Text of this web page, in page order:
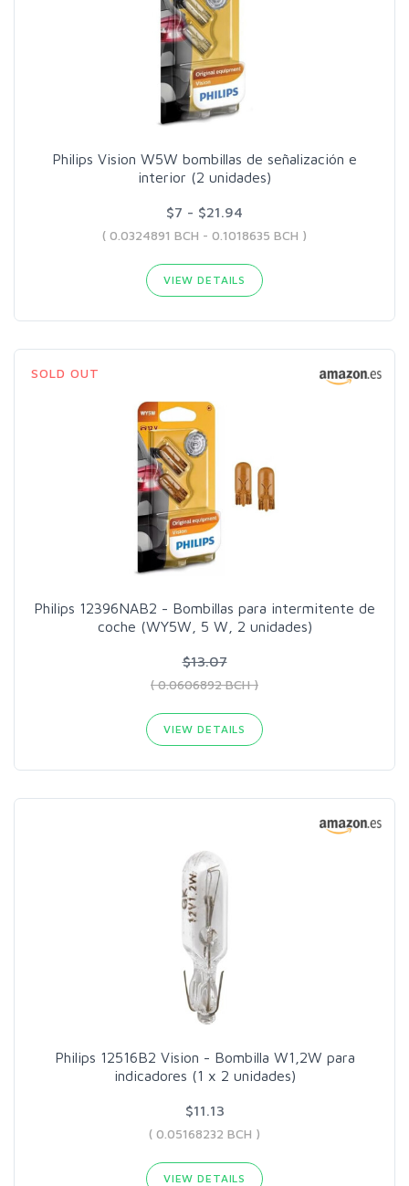
Philips Vision W5W bombillas de señalización e
interior (2 unidades)
$7 - $21.94
( 0.0324891 BCH - 0.1018635 BCH )
VIEW DETAILS
SOLD OUT
Philips 12396NAB2 - Bombillas para intermitente de
coche (WY5W, 5 W, 2 unidades)
$13.07
( 0.0606892 BCH )
VIEW DETAILS
Philips 12516B2 Vision - Bombilla W1,2W para
indicadores (1 x 2 unidades)
$11.13
( 0.05168232 BCH )
VIEW DETAILS